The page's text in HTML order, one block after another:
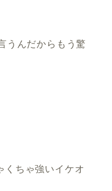
うんだからもう驚
くちゃ強いイケオ